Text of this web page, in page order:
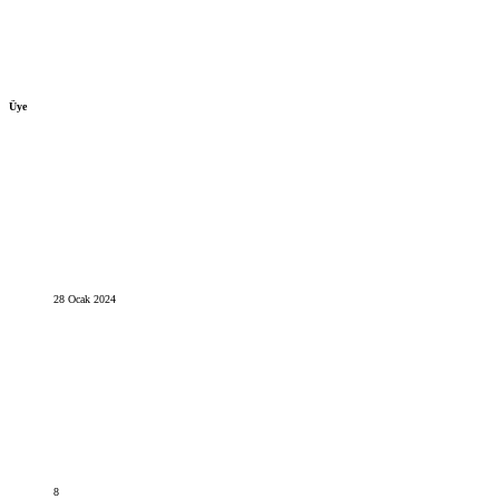
Üye
28 Ocak 2024
8